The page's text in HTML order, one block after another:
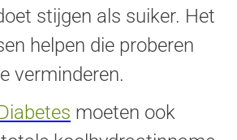
stijgen als suiker. Het
helpen die proberen
verminderen.
moeten ook